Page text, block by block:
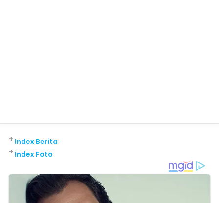
Index Berita
+
Index Foto
+